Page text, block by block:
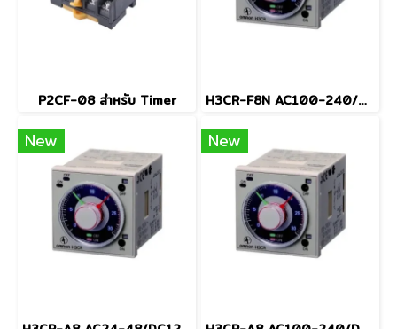
P2CF-08 สำหรับ Timer H3CR-F8N AC100-240/DC100-125
New New